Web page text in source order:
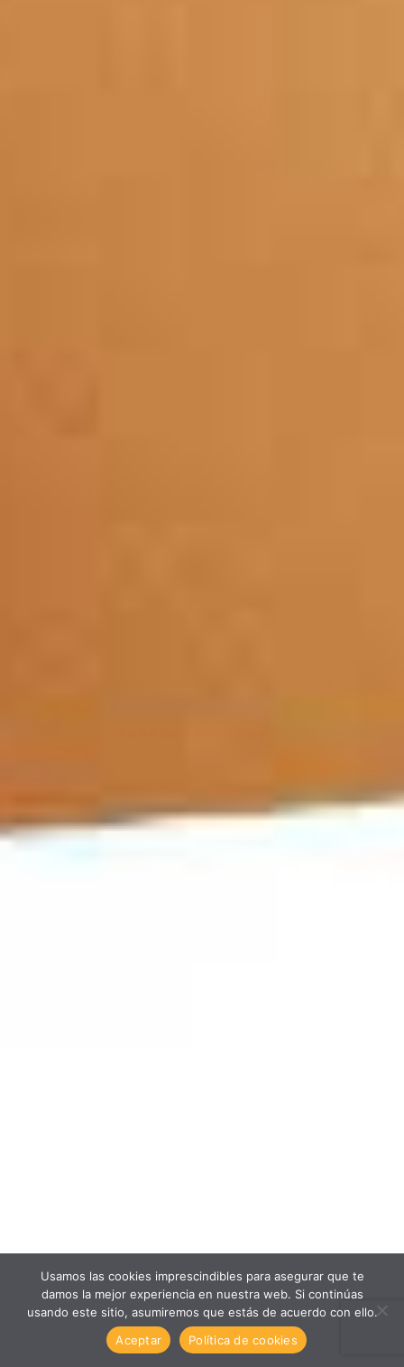
Usamos las cookies imprescindibles para asegurar que te
damos la mejor experiencia en nuestra web. Si continúas
usando este sitio, asumiremos que estás de acuerdo con ello.
Aceptar
Política de cookies